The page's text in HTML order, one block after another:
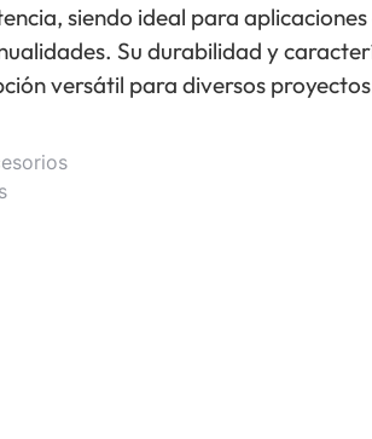
siendo ideal para aplicaciones
Su durabilidad y
versátil para diversos